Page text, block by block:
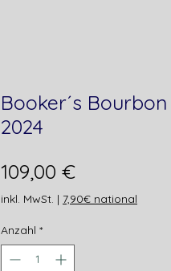
Booker´s
2024
109,00 €Preis
inkl. MwSt. | 7,90€ national
Anzahl *